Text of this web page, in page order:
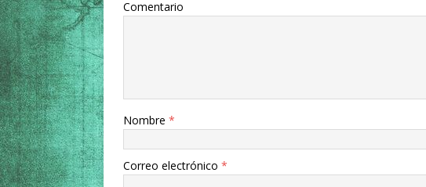
Comentario
Nombre *
Correo electrónico *